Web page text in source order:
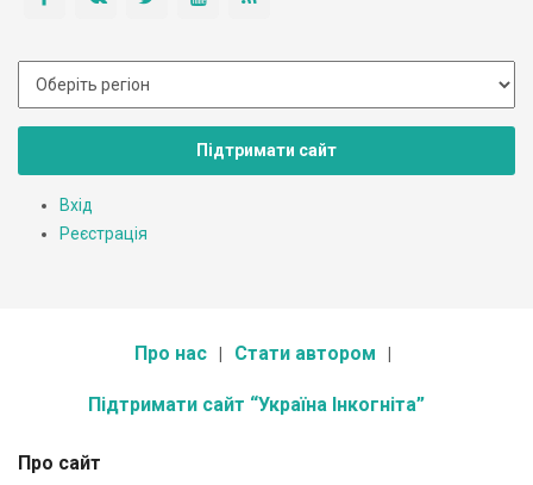
Підтримати сайт
Вхід
Реєстрація
Про нас Стати автором
Підтримати сайт “Україна Інкогніта”
Про сайт